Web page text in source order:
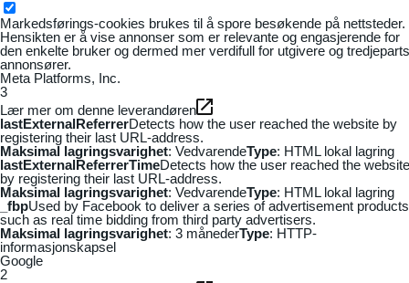
Markedsførings-cookies brukes til å spore besøkende på nettsteder.
Hensikten er å vise annonser som er relevante og engasjerende for
den enkelte bruker og dermed mer verdifull for utgivere og tredjeparts
annonsører.
Meta Platforms, Inc.
3
Lær mer om denne leverandøren
lastExternalReferrerDetects how the user reached the website by
registering their last URL-address.
Maksimal lagringsvarighet: VedvarendeType: HTML lokal lagring
lastExternalReferrerTimeDetects how the user reached the website
by registering their last URL-address.
Maksimal lagringsvarighet: VedvarendeType: HTML lokal lagring
_fbpUsed by Facebook to deliver a series of advertisement products
such as real time bidding from third party advertisers.
Maksimal lagringsvarighet: 3 månederType: HTTP-
informasjonskapsel
Google
2